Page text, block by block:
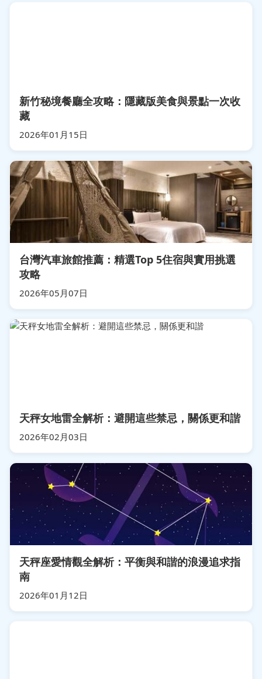
新竹秘境餐廳全攻略：隱藏版美食與景點一次收
藏
2026年01月15日
台灣汽車旅館推薦：精選Top 5住宿與實用挑選
攻略
2026年05月07日
天秤女地雷全解析：避開這些禁忌，關係更和諧
2026年02月03日
天秤座愛情觀全解析：平衡與和諧的浪漫追求指
南
2026年01月12日